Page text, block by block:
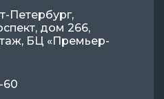
Петербург,
дом 266,
БЦ «Премьер-
60